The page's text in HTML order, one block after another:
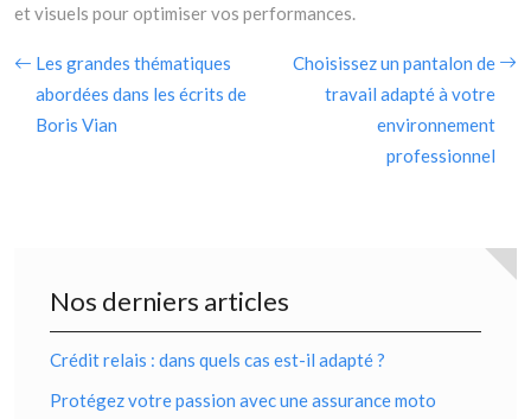
et visuels pour optimiser vos performances.
Les grandes thématiques
abordées dans les écrits de
Boris Vian
Choisissez un pantalon de
travail adapté à votre
environnement
professionnel
Nos derniers articles
Crédit relais : dans quels cas est-il adapté ?
Protégez votre passion avec une assurance moto